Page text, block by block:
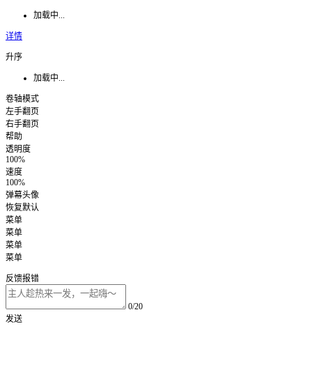
加载中...
详情
升序
加载中...
卷轴模式
左手翻页
右手翻页
帮助
透明度
100%
速度
100%
弹幕头像
恢复默认
菜单
菜单
菜单
菜单
反馈报错
0/20
发送